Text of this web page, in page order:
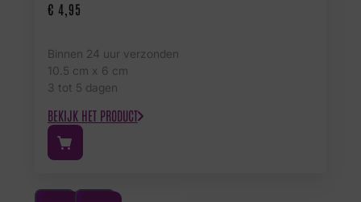
€ 4,95
Binnen 24 uur verzonden
10.5 cm x 6 cm
3 tot 5 dagen
BEKIJK HET PRODUCT